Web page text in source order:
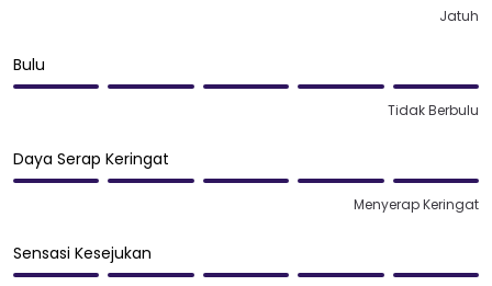
Jatuh
Bulu
Tidak Berbulu
Daya Serap Keringat
Menyerap Keringat
Sensasi Kesejukan